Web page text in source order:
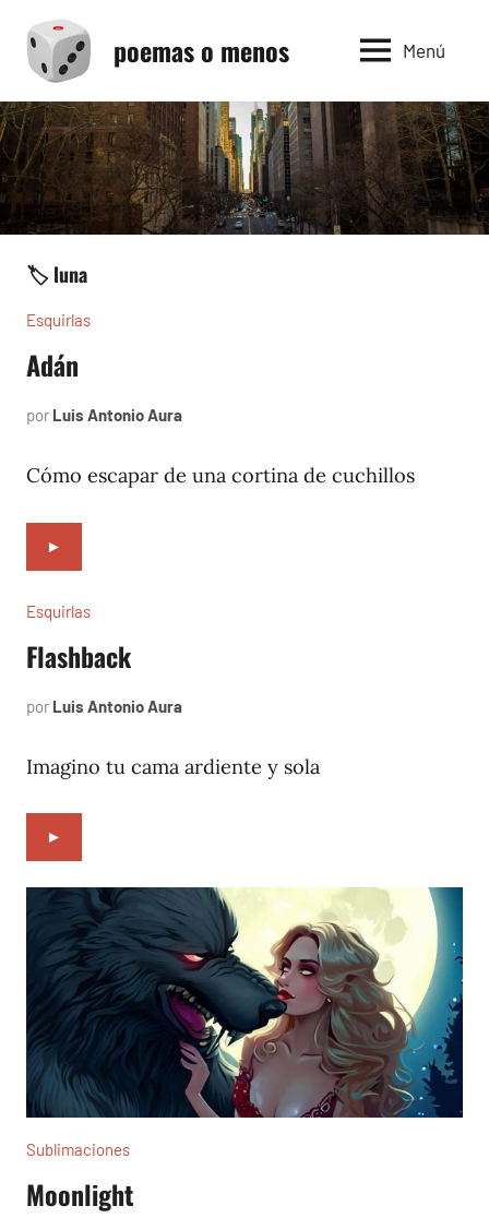
contenido
poemas o menos Menú
🏷️ luna
Esquirlas
Adán
por Luis Antonio Aura
2025
Cómo escapar de una cortina de cuchillos
►
Esquirlas
Flashback
por Luis Antonio Aura
2024
Imagino tu cama ardiente y sola
►
Sublimaciones
Moonlight